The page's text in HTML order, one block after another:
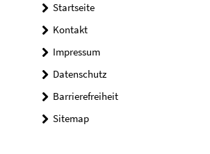
Startseite
Kontakt
Impressum
Datenschutz
Barrierefreiheit
Sitemap